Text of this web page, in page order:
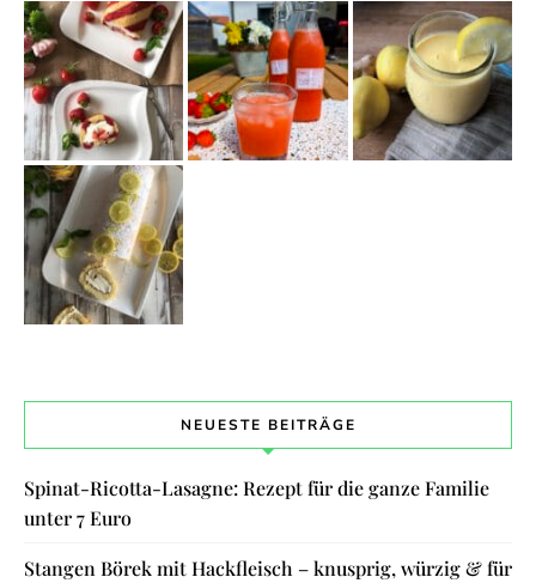
NEUESTE BEITRÄGE
Spinat-Ricotta-Lasagne: Rezept für die ganze Familie
unter 7 Euro
Stangen Börek mit Hackfleisch – knusprig, würzig & für